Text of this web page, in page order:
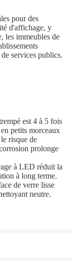
pour des
d'affichage, y
les immeubles de
services publics.
est 4 à 5 fois
petits morceaux
risque de
prolonge
à LED réduit la
à long terme.
de verre lisse
neutre.